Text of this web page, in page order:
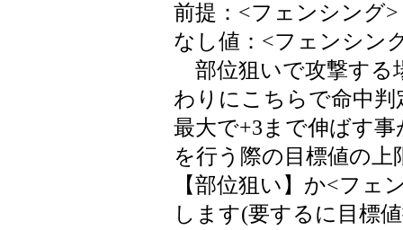
前提：<フェンシング
なし値：<フェンシン
部位狙いで攻撃する
わりにこちらで命中
最大で+3まで伸ばす
を行う際の目標値の上
【部位狙い】か<フェ
します(要するに目標